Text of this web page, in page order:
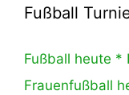
Fußball
Fußball heute *
Frauenfußball